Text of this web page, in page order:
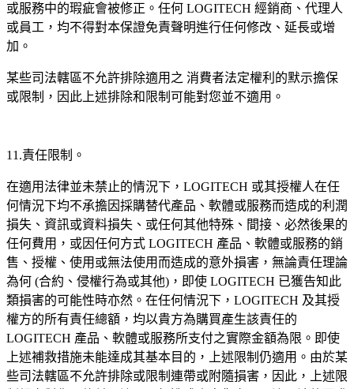
或服務中的瑕疵會被修正。任何 LOGITECH 經銷商、代理人
或員工，均不得對本保證免責聲明進行任何修改、延長或增
加。
某些司法轄區不允許排除適用之 消費者法定權利的默示擔保
或限制，因此上述排除和限制可能對您並不適用。
11.責任限制。
在適用法律並未禁止的情況下，LOGITECH 或其授權人在任
何情況下均不承擔因採購替代產品、軟體或服務而造成的利潤
損失、資訊或資料損失、或任何其他特殊、間接、必然後果的
任何費用，或因任何方式 LOGITECH 產品、軟體或服務的銷
售、授權、使用或無法使用而造成的意外損害，無論責任理論
為何 (合約、侵權行為或其他)，即使 LOGITECH 已獲告知此
類損害的可能性時亦然。在任何情況下，LOGITECH 及其授
權方的所有責任總額，均以貴方為購買產生該責任的
LOGITECH 產品、軟體或服務所支付之實際金額為限。即使
上述補救措施未能達成其基本目的，上述限制仍適用。由於某
些司法轄區不允許排除或限制連帶或附隨損害，因此，上述限